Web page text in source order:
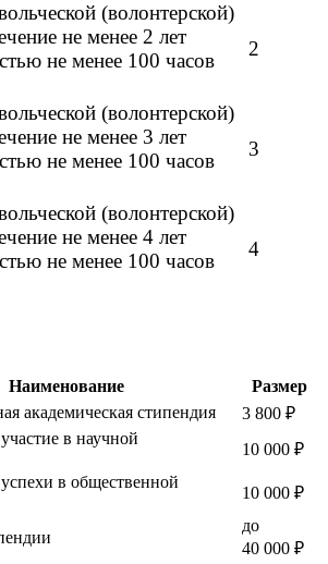
(волонтерской)
не менее 2 лет
не менее 100 часов
2
(волонтерской)
не менее 3 лет
не менее 100 часов
3
(волонтерской)
не менее 4 лет
не менее 100 часов
4
Наименование Размер
академическая стипендия
3 800 ₽
в научной
10 000 ₽
в общественной
10 000 ₽
до
40 000 ₽